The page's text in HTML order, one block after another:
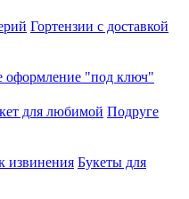
Гортензии с доставкой
оформление "под ключ"
для любимой Подруге
извинения Букеты для